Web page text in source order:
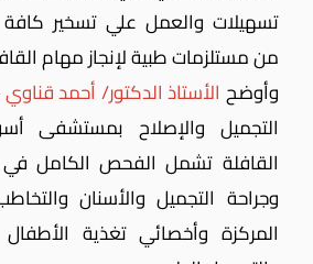
تسهيلات والعمل علي تسخير كافة
من مستلزمات طبية لإنجاز مهام
وأوضح الأستاذ الدكتور/ أحمد قناوي
التجميل والإصلاح بمستشفى
القافلة تشمل الفحص الكامل
وجراحة التجميل والأسنان
المركزة وأخصائي تغذية الأطفال